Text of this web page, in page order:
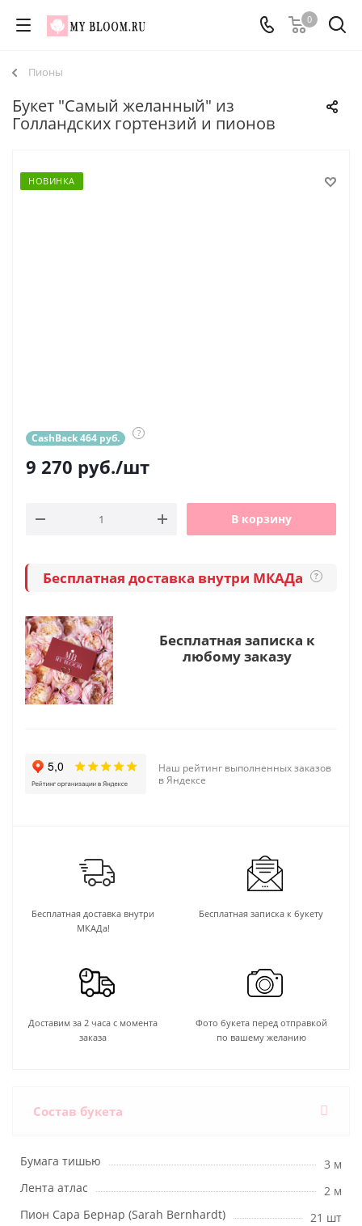
0
Пионы
Букет "Самый желанный" из
Голландских гортензий и пионов
НОВИНКА
CashBack 464 руб. ?
9 270 руб./шт
В корзину
Бесплатная доставка внутри МКАДа ?
Бесплатная записка к
любому заказу
Наш рейтинг выполненных заказов
в Яндексе
Бесплатная доставка внутри
МКАДа!
Бесплатная записка к букету
Доставим за 2 часа с момента
заказа
Фото букета перед отправкой
по вашему желанию
Состав букета
Бумага тишью
3 м
Лента атлас
2 м
Пион Сара Бернар (Sarah Bernhardt)
21 шт